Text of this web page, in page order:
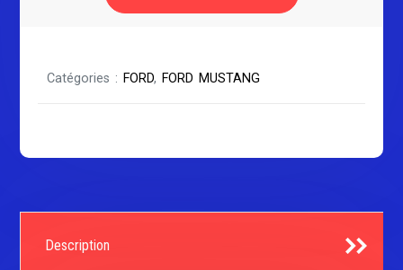
SÉRIE
Catégories : FORD, FORD MUSTANG
Description